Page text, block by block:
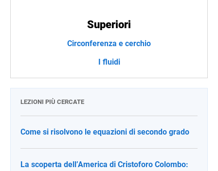
Superiori
Circonferenza e cerchio
I fluidi
LEZIONI PIÙ CERCATE
Come si risolvono le equazioni di secondo grado
La scoperta dell’America di Cristoforo Colombo: